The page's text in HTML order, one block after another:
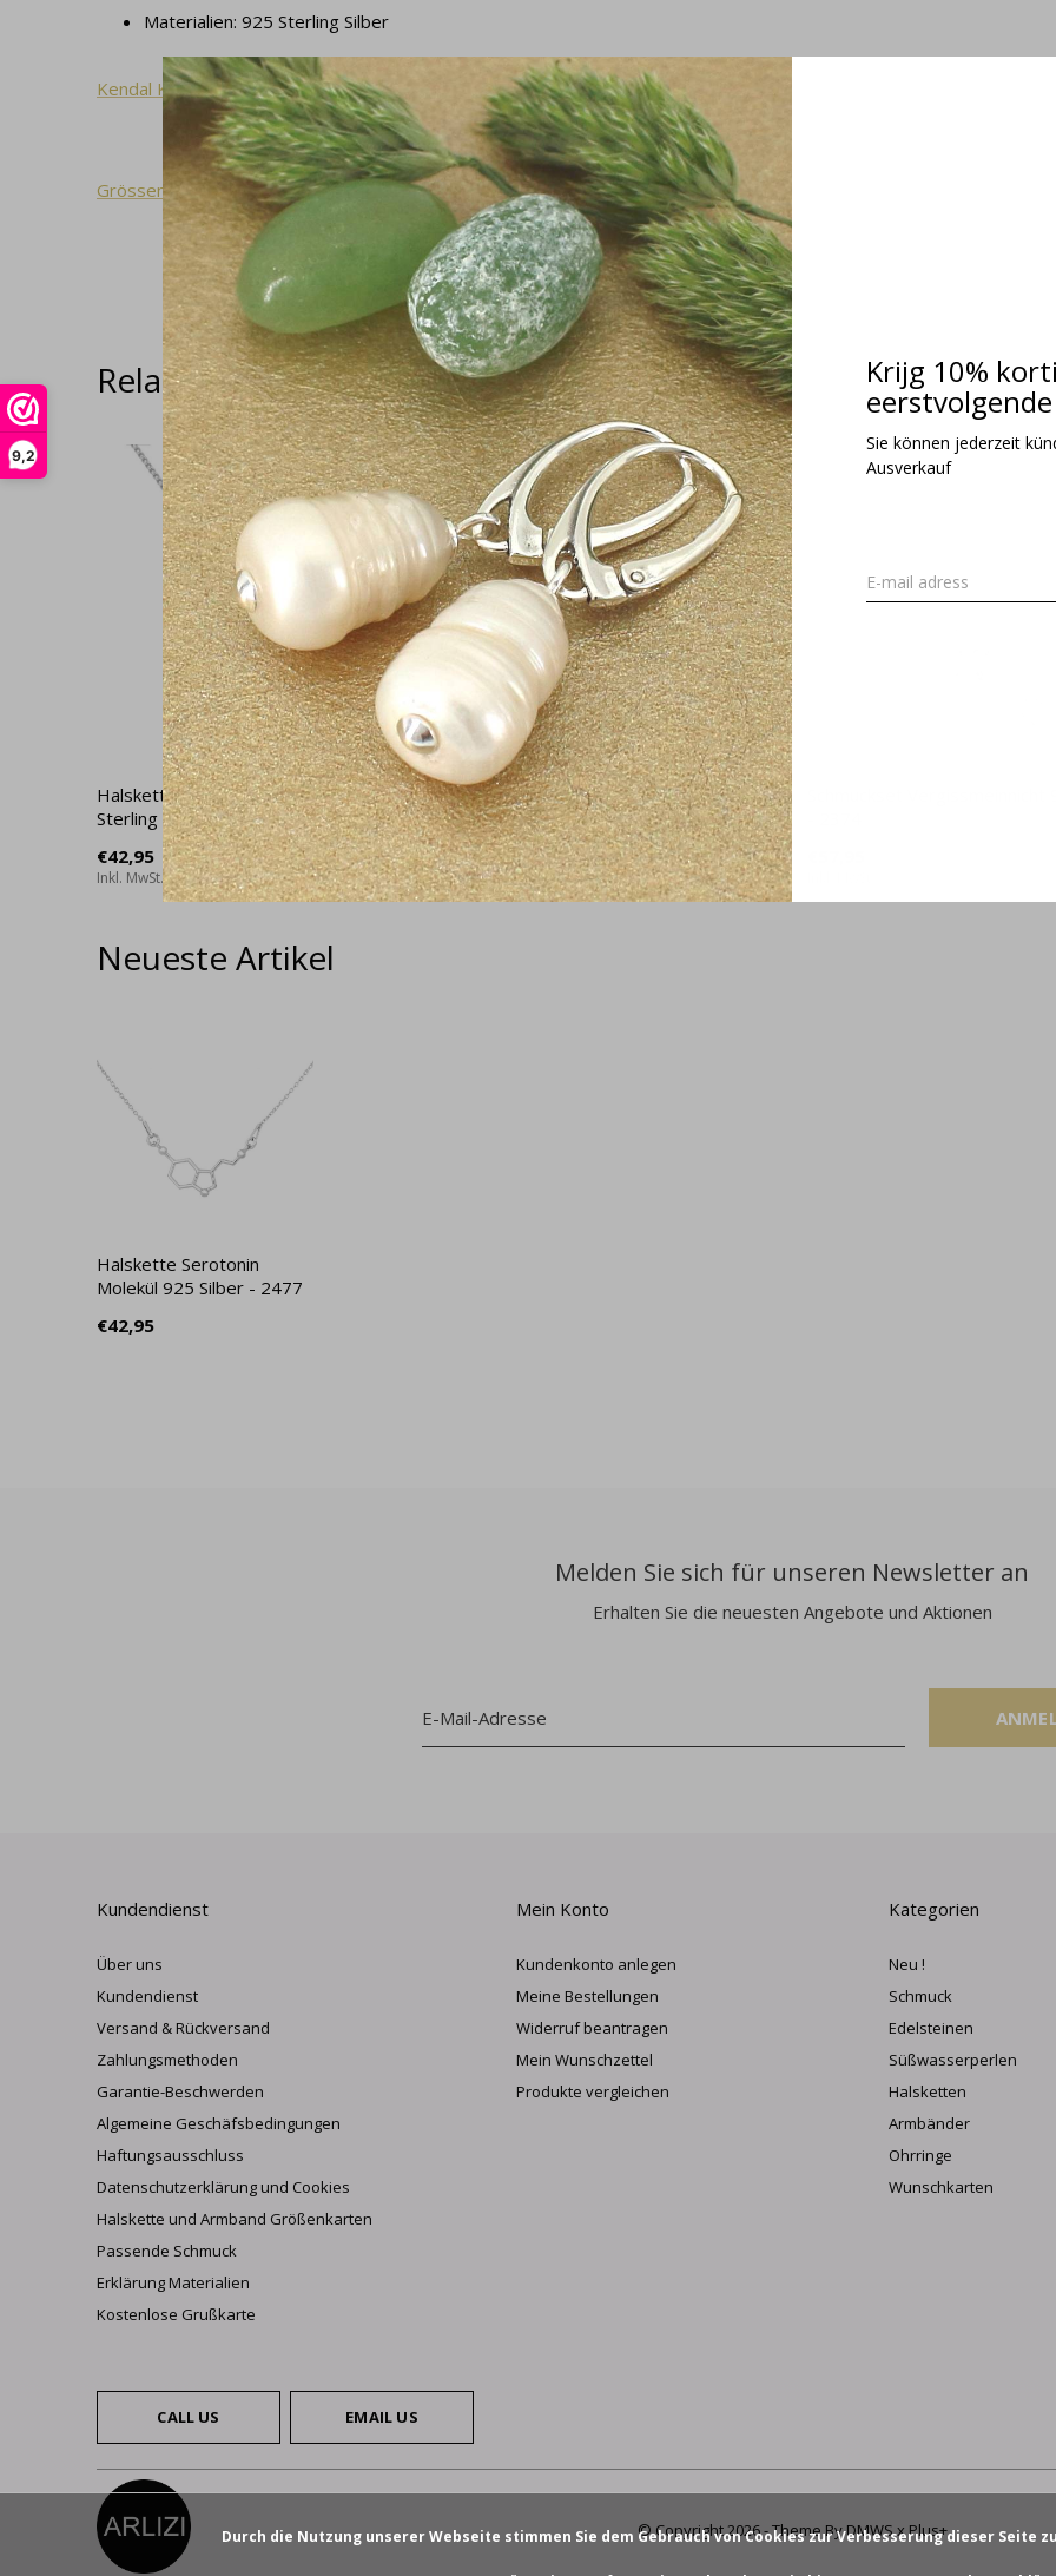
9,2
Krijg 10%
Sie können jederzeit
Ausverkauf
Materialien: 925 Sterling Silber
Kendal Kollektion
Grössentabelle
Related articles
Halskette strahlender Herzanhänger
Sterling Silber - 2416
€42,95
Inkl. MwSt.
Ohrringe Infinity Ohrstecker - Sterling
Silber - 2463
€23,95
Inkl. MwSt.
Neueste Artikel
Halskette Serotonin
Molekül 925 Silber - 2477
€42,95
Melden Sie sich für unseren Newsletter an
Erhalten Sie die neuesten Angebote und Aktionen
Kundendienst
Über uns
Kundendienst
Versand & Rückversand
Zahlungsmethoden
Garantie-Beschwerden
Algemeine Geschäfsbedingungen
Haftungsausschluss
Datenschutzerklärung und Cookies
Halskette und Armband Größenkarten
Passende Schmuck
Erklärung Materialien
Kostenlose Grußkarte
Mein Konto
Kundenkonto anlegen
Meine Bestellungen
Widerruf beantragen
Mein Wunschzettel
Produkte vergleichen
Kategorien
Neu !
Schmuck
Edelsteinen
Süßwasserperlen
Halsketten
Armbänder
Ohrringe
Wunschkarten
CALL US EMAIL US
© Copyright2026- Theme ByDMWSxPlus+
Durch die Nutzung unserer Webseite stimmen Sie dem Gebrauch von Cookies zur Verbesserung dieser Seite